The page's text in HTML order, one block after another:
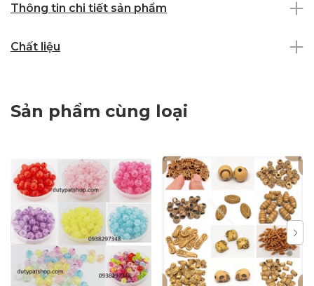
Thông tin chi tiết sản phẩm
Chất liệu
Sản phẩm cùng loại